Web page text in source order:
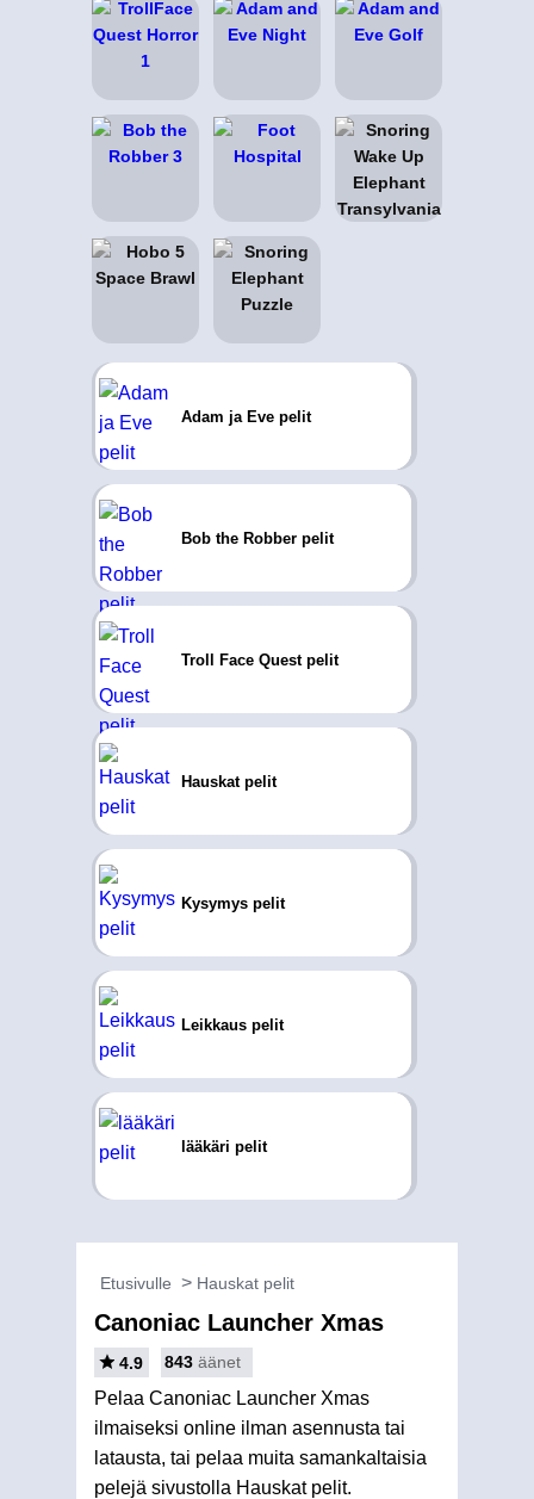
Adam ja Eve pelit
Bob the Robber pelit
Troll Face Quest pelit
Hauskat pelit
Kysymys pelit
Leikkaus pelit
lääkäri pelit
Etusivulle Hauskat pelit
Canoniac Launcher Xmas
4.9 843 äänet
Pelaa Canoniac Launcher Xmas
ilmaiseksi online ilman asennusta tai
latausta, tai pelaa muita samankaltaisia
pelejä sivustolla Hauskat pelit.